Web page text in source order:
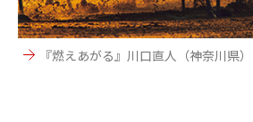
『燃えあがる』川口直人（神奈川県）